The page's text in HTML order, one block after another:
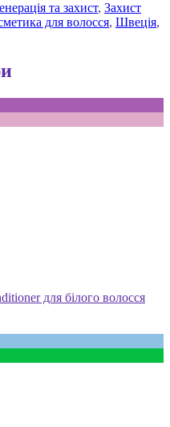
та захист, Захист
для волосся, Швеція,
для білого волосся